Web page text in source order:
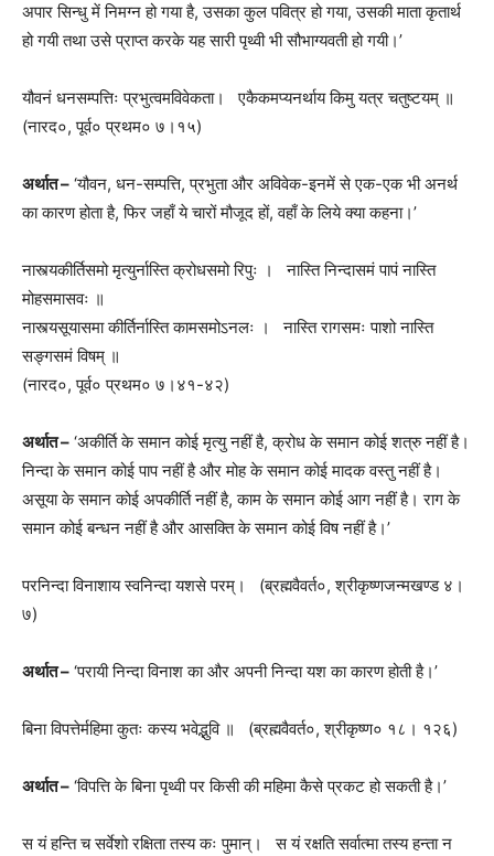
अपार सिन्धु में निमग्न हो गया है, उसका कुल पवित्र हो गया, उसकी माता कृतार्थ
हो गयी तथा उसे प्राप्त करके यह सारी पृथ्वी भी सौभाग्यवती हो गयी।’
यौवनं धनसम्पत्तिः प्रभुत्वमविवेकता। एकैकमप्यनर्थाय किमु यत्र चतुष्टयम् ॥
(नारद०, पूर्व० प्रथम० ७।१५)
अर्थात – ‘यौवन, धन-सम्पत्ति, प्रभुता और अविवेक-इनमें से एक-एक भी अनर्थ
का कारण होता है, फिर जहाँ ये चारों मौजूद हों, वहाँ के लिये क्या कहना।’
नास्त्यकीर्तिसमो मृत्युर्नास्ति क्रोधसमो रिपुः । नास्ति निन्दासमं पापं नास्ति
मोहसमासवः ॥
नास्त्यसूयासमा कीर्तिर्नास्ति कामसमोऽनलः । नास्ति रागसमः पाशो नास्ति
सङ्गसमं विषम् ॥
(नारद०, पूर्व० प्रथम० ७।४१-४२)
अर्थात – ‘अकीर्ति के समान कोई मृत्यु नहीं है, क्रोध के समान कोई शत्रु नहीं है।
निन्दा के समान कोई पाप नहीं है और मोह के समान कोई मादक वस्तु नहीं है।
असूया के समान कोई अपकीर्ति नहीं है, काम के समान कोई आग नहीं है। राग के
समान कोई बन्धन नहीं है और आसक्ति के समान कोई विष नहीं है।’
परनिन्दा विनाशाय स्वनिन्दा यशसे परम्। (ब्रह्मवैवर्त०, श्रीकृष्णजन्मखण्ड ४।
७)
अर्थात – ‘परायी निन्दा विनाश का और अपनी निन्दा यश का कारण होती है।’
बिना विपत्तेर्महिमा कुतः कस्य भवेद्भुवि ॥ (ब्रह्मवैवर्त०, श्रीकृष्ण० १८। १२६)
अर्थात – ‘विपत्ति के बिना पृथ्वी पर किसी की महिमा कैसे प्रकट हो सकती है।’
स यं हन्ति च सर्वेशो रक्षिता तस्य कः पुमान्। स यं रक्षति सर्वात्मा तस्य हन्ता न